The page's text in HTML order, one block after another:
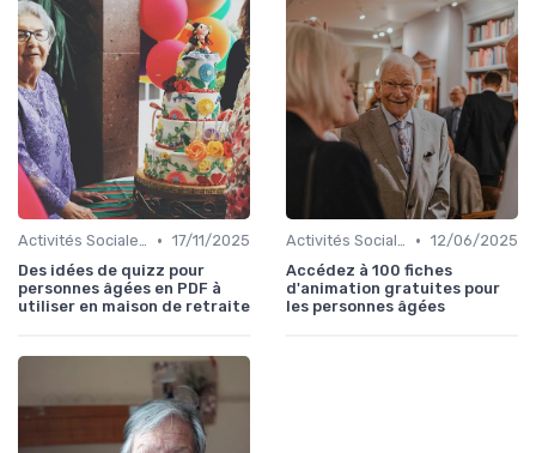
Activités Sociales et Loisirs • 17/11/2025
Des idées de quizz pour
personnes âgées en PDF à
utiliser en maison de retraite
Activités Sociales et Loisirs • 12/06/2025
Accédez à 100 fiches
d'animation gratuites pour
les personnes âgées